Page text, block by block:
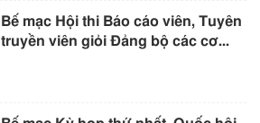
Bế mạc Hội thi Báo cáo viên, Tuyên
truyền viên giỏi Đảng bộ các cơ...